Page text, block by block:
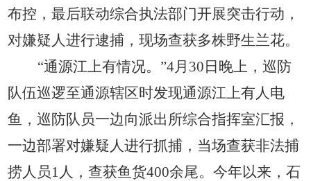
布控，最后联动综合执法部门开展突击行动，
对嫌疑人进行逮捕，现场查获多株野生兰花。
“通源江上有情况。”4月 30 日晚上，巡防
队伍巡逻至通源辖区时发现通源江上有人电
鱼，巡防队员一边向派出所综合指挥室汇报，
一边部署对嫌疑人进行抓捕，当场查获非法捕
捞人员1人，查获鱼货400余尾。今年以来，石